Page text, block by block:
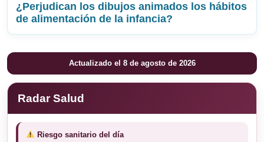
¿Perjudican los dibujos animados los hábitos
de alimentación de la infancia?
Actualizado el 8 de agosto de 2026
Radar Salud
Riesgo sanitario del día